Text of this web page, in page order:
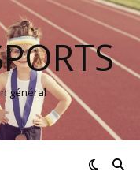
général